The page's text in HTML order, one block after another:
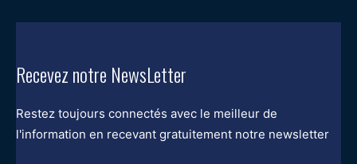
Recevez notre NewsLetter
Restez toujours connectés avec le meilleur de
l'information en recevant gratuitement notre newsletter